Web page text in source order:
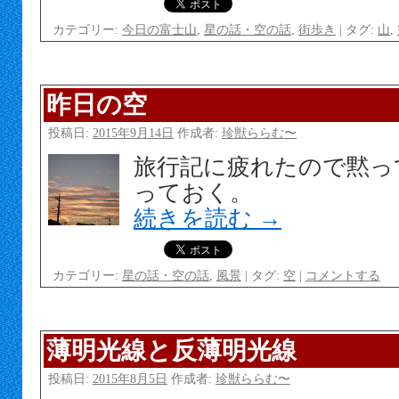
カテゴリー: 今日の富士山 星の話・空の話 街歩き | タグ: 山
昨日の空
投稿日: 2015年9月14日 作成者: 珍獣ららむ〜
旅行記に疲れたので黙
っておく。
続きを読む →
カテゴリー: 星の話・空の話 風景 | タグ: 空 | コメントする
薄明光線と反薄明光線
投稿日: 2015年8月5日 作成者: 珍獣ららむ〜